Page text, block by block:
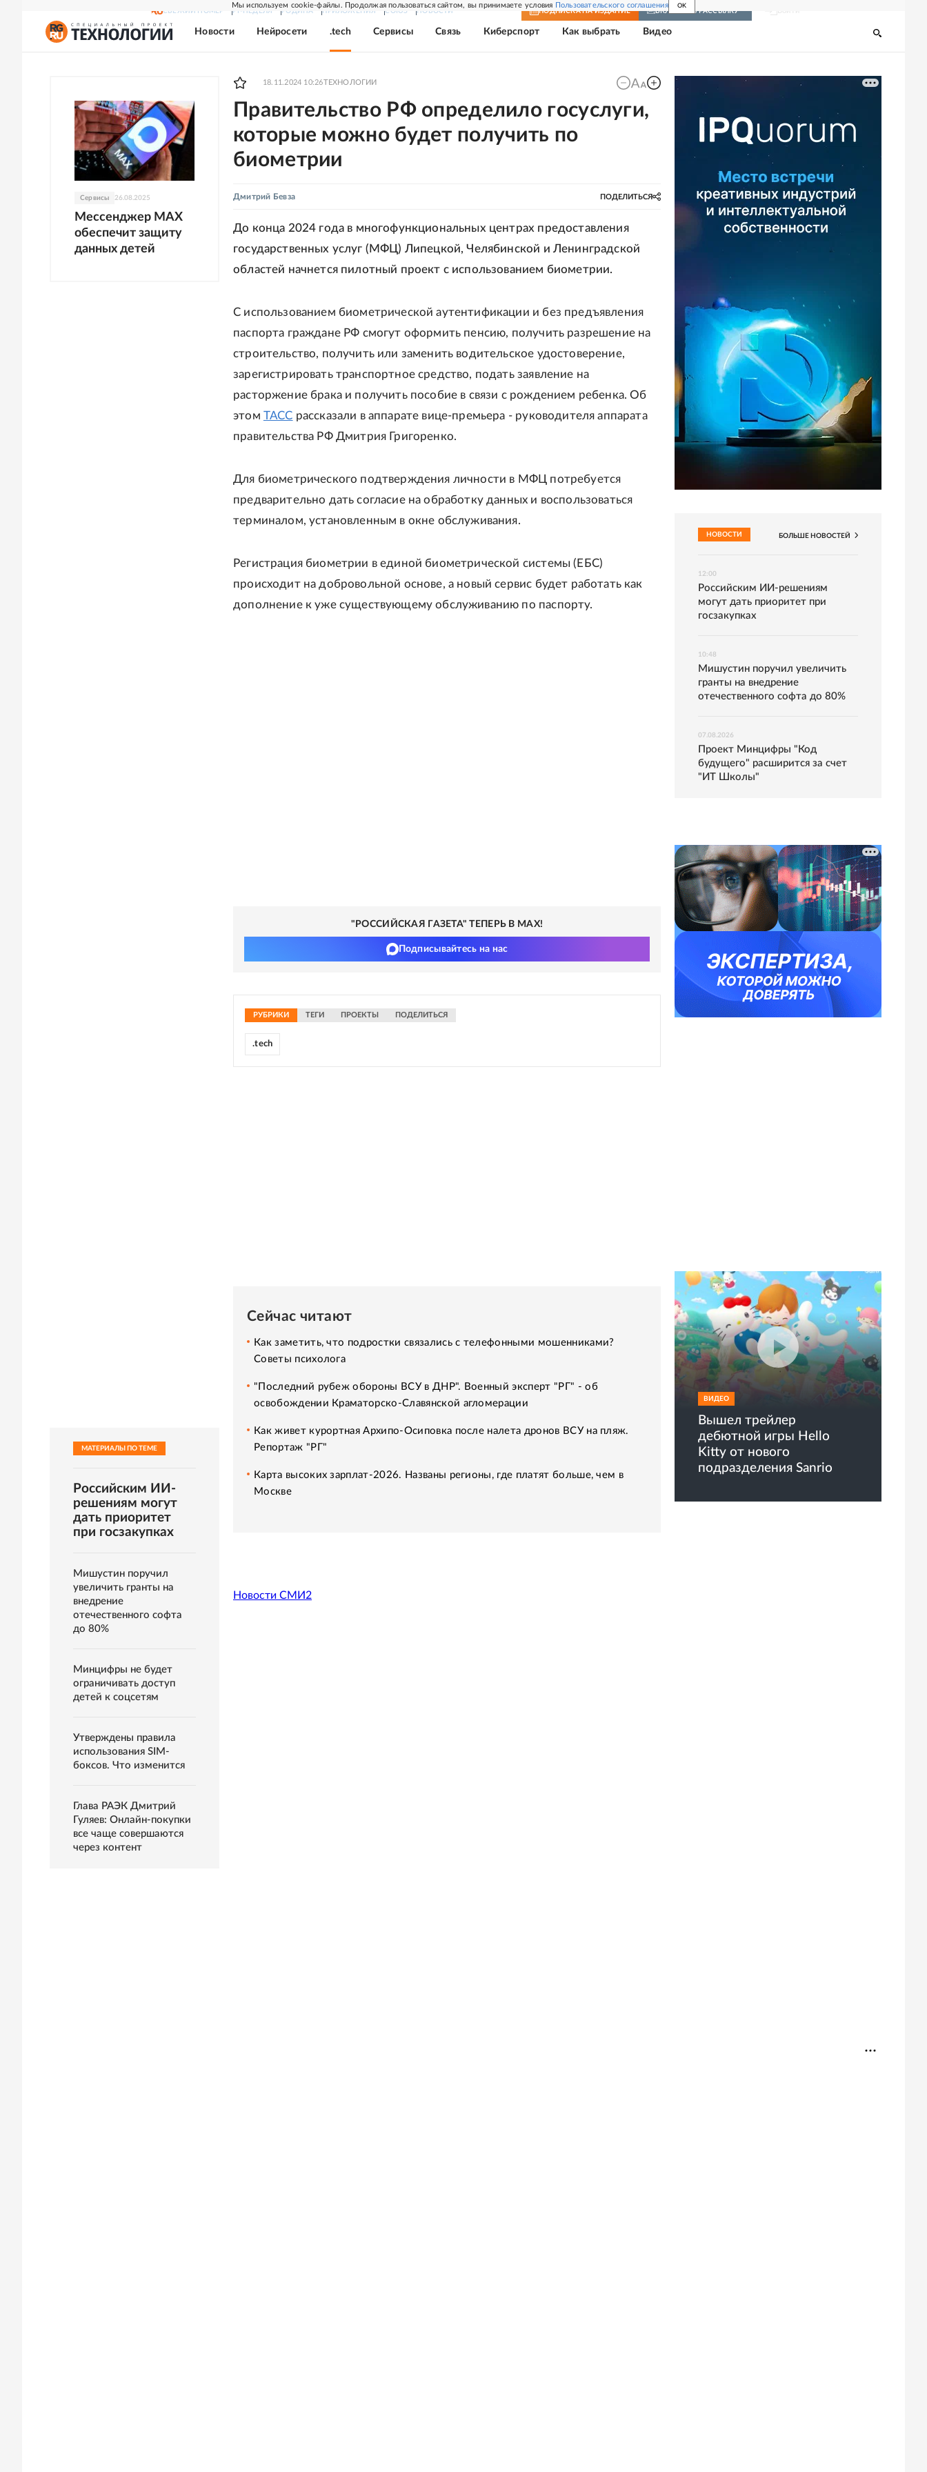
Мы используем cookie-файлы. Продолжая пользоваться сайтом, вы принимаете условия Пользовательского соглашения OK
СВЕЖИЙ НОМЕР РГ-НЕДЕЛЯ РОДИНА ПРИЛОЖЕНИЯ СОЮЗ НОВОСТИ ПОДПИСКА НА ИЗДАНИЕ ВКЛЮЧИТЬ РАССЫЛКУ
Новости Нейросети .tech Сервисы Связь Киберспорт Как выбрать Видео
Сервисы 26.08.2025
Мессенджер MAX
обеспечит защиту
данных детей
МАТЕРИАЛЫ ПО ТЕМЕ
Российским ИИ-
решениям могут
дать приоритет
при госзакупках
Мишустин поручил
увеличить гранты на
внедрение
отечественного софта
до 80%
Минцифры не будет
ограничивать доступ
детей к соцсетям
Утверждены правила
использования SIM-
боксов. Что изменится
Глава РАЭК Дмитрий
Гуляев: Онлайн-покупки
все чаще совершаются
через контент
18.11.2024 10:26ТЕХНОЛОГИИ
Правительство РФ определило госуслуги,
которые можно будет получить по
биометрии
Дмитрий Бевза ПОДЕЛИТЬСЯ
До конца 2024 года в многофункциональных центрах предоставления
государственных услуг (МФЦ) Липецкой, Челябинской и Ленинградской
областей начнется пилотный проект с использованием биометрии.
С использованием биометрической аутентификации и без предъявления
паспорта граждане РФ смогут оформить пенсию, получить разрешение на
строительство, получить или заменить водительское удостоверение,
зарегистрировать транспортное средство, подать заявление на
расторжение брака и получить пособие в связи с рождением ребенка. Об
этом ТАСС рассказали в аппарате вице-премьера - руководителя аппарата
правительства РФ Дмитрия Григоренко.
Для биометрического подтверждения личности в МФЦ потребуется
предварительно дать согласие на обработку данных и воспользоваться
терминалом, установленным в окне обслуживания.
Регистрация биометрии в единой биометрической системы (ЕБС)
происходит на добровольной основе, а новый сервис будет работать как
дополнение к уже существующему обслуживанию по паспорту.
"РОССИЙСКАЯ ГАЗЕТА" ТЕПЕРЬ В MAX!
Подписывайтесь на нас
РУБРИКИ ТЕГИ ПРОЕКТЫ ПОДЕЛИТЬСЯ
.tech
Сейчас читают
Как заметить, что подростки связались с телефонными мошенниками?
Советы психолога
"Последний рубеж обороны ВСУ в ДНР". Военный эксперт "РГ" - об
освобождении Краматорско-Славянской агломерации
Как живет курортная Архипо-Осиповка после налета дронов ВСУ на пляж.
Репортаж "РГ"
Карта высоких зарплат-2026. Названы регионы, где платят больше, чем в
Москве
Новости СМИ2
НОВОСТИ БОЛЬШЕ НОВОСТЕЙ
12:00
Российским ИИ-решениям
могут дать приоритет при
госзакупках
10:48
Мишустин поручил увеличить
гранты на внедрение
отечественного софта до 80%
07.08.2026
Проект Минцифры "Код
будущего" расширится за счет
"ИТ Школы"
ВИДЕО
Вышел трейлер
дебютной игры Hello
Kitty от нового
подразделения Sanrio